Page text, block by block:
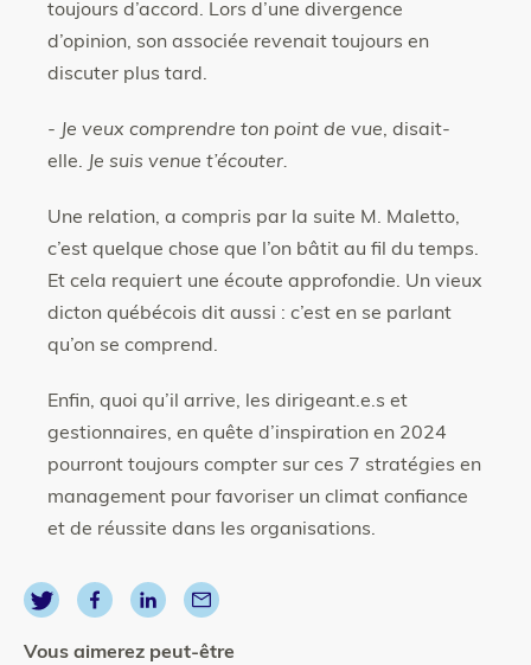
toujours d’accord. Lors d’une divergence
d’opinion, son associée revenait toujours en
discuter plus tard.
- Je veux comprendre ton point de vue, disait-
elle. Je suis venue t’écouter.
Une relation, a compris par la suite M. Maletto,
c’est quelque chose que l’on bâtit au fil du temps.
Et cela requiert une écoute approfondie. Un vieux
dicton québécois dit aussi : c’est en se parlant
qu’on se comprend.
Enfin, quoi qu’il arrive, les dirigeant.e.s et
gestionnaires, en quête d’inspiration en 2024
pourront toujours compter sur ces 7 stratégies en
management pour favoriser un climat confiance
et de réussite dans les organisations.
Vous aimerez peut-être